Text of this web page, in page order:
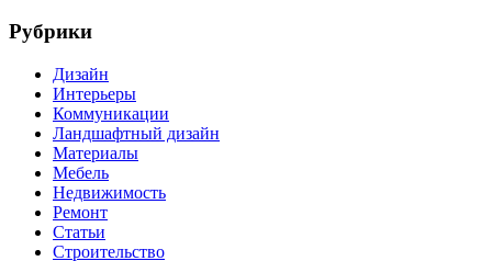
Рубрики
Дизайн
Интерьеры
Коммуникации
Ландшафтный дизайн
Материалы
Мебель
Недвижимость
Ремонт
Статьи
Строительство